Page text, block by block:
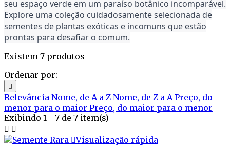
seu espaço verde em um paraíso botânico incomparável.
Explore uma coleção cuidadosamente selecionada de
sementes de plantas exóticas e incomuns que estão
prontas para desafiar o comum.
Existem 7 produtos
Ordenar por:

Relevância Nome, de A a Z Nome, de Z a APreço, do
menor para o maior Preço, do maior para o menor
Exibindo 1 - 7 de 7 item(s)
 
Visualização rápida